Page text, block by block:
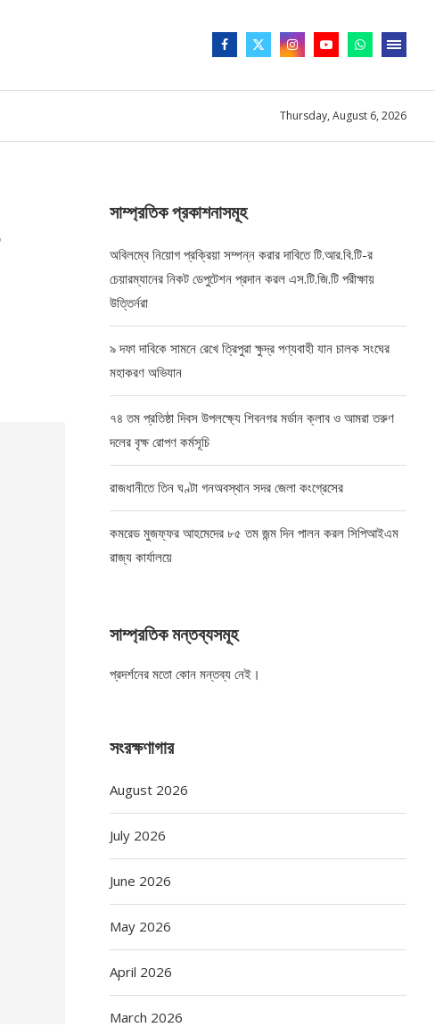
Thursday, August 6, 2026
সাম্প্রতিক প্রকাশনাসমূহ
অবিলম্বে নিয়োগ প্রক্রিয়া সম্পন্ন করার দাবিতে টি.আর.বি.টি-র
চেয়ারম্যানের নিকট ডেপুটেশন প্রদান করল এস.টি.জি.টি পরীক্ষায়
উত্তির্নরা
৯ দফা দাবিকে সামনে রেখে ত্রিপুরা ক্ষুদ্র পণ্যবাহী যান চালক সংঘের
মহাকরণ অভিযান
৭৪ তম প্রতিষ্ঠা দিবস উপলক্ষ্যে শিবনগর মর্ডান ক্লাব ও আমরা তরুণ
দলের বৃক্ষ রোপণ কর্মসূচি
রাজধানীতে তিন ঘণ্টা গনঅবস্থান সদর জেলা কংগ্রেসের
কমরেড মুজফ্ফর আহমেদের ৮৫ তম জন্ম দিন পালন করল সিপিআইএম
রাজ্য কার্যালয়ে
সাম্প্রতিক মন্তব্যসমূহ
প্রদর্শনের মতো কোন মন্তব্য নেই।
সংরক্ষণাগার
August 2026
July 2026
June 2026
May 2026
April 2026
March 2026